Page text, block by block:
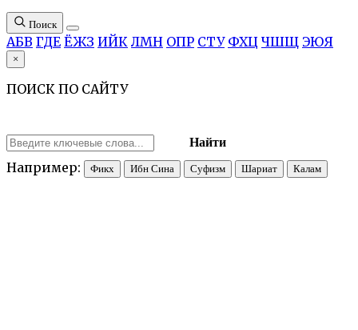
Поиск
АБВ ГДЕ ЁЖЗ ИЙК ЛМН ОПР СТУ ФХЦ ЧШЩ ЭЮЯ
×
ПОИСК ПО САЙТУ
Найти
Например: Фикх Ибн Сина Суфизм Шариат Калам